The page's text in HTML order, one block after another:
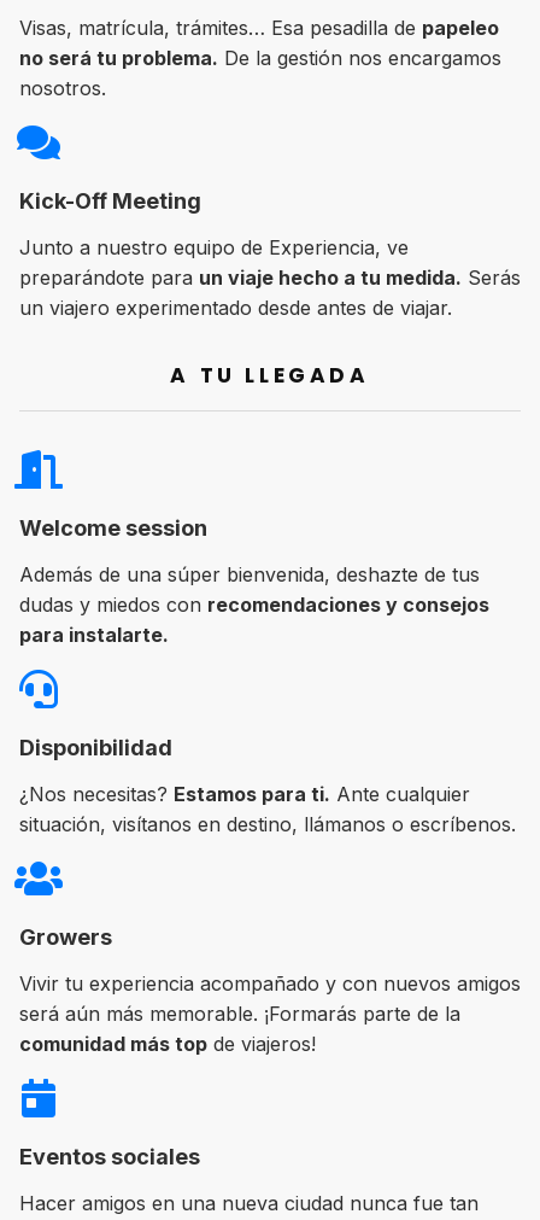
Visas, matrícula, trámites… Esa pesadilla de papeleo
no será tu problema. De la gestión nos encargamos
nosotros.
Kick-Off Meeting
Junto a nuestro equipo de Experiencia, ve
preparándote para un viaje hecho a tu medida. Serás
un viajero experimentado desde antes de viajar.
A TU LLEGADA
Welcome session
Además de una súper bienvenida, deshazte de tus
dudas y miedos con recomendaciones y consejos
para instalarte.
Disponibilidad
¿Nos necesitas? Estamos para ti. Ante cualquier
situación, visítanos en destino, llámanos o escríbenos.
Growers
Vivir tu experiencia acompañado y con nuevos amigos
será aún más memorable. ¡Formarás parte de la
comunidad más top de viajeros!
Eventos sociales
Hacer amigos en una nueva ciudad nunca fue tan